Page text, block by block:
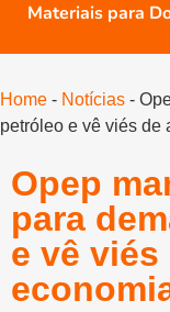
Materiais para
Home - Notícias -
petróleo e vê viés de
Opep
para
e vê viés